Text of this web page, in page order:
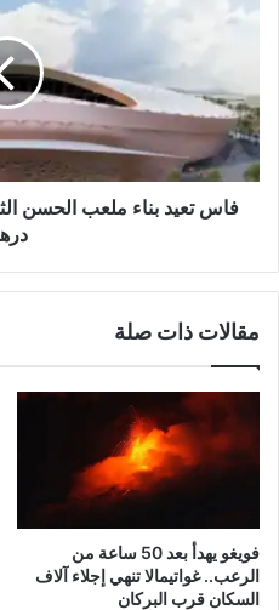
الثاني
بكلفة
تقارب
400
مليون
مقالات ذات صلة
فويغو يهدأ بعد 50 ساعة من
الرعب.. غواتيمالا تنهي إجلاء آلاف
السكان قرب البركان